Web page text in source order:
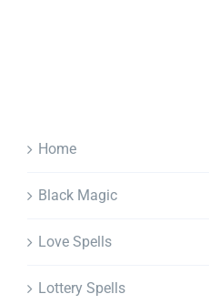
Home
Black Magic
Love Spells
Lottery Spells